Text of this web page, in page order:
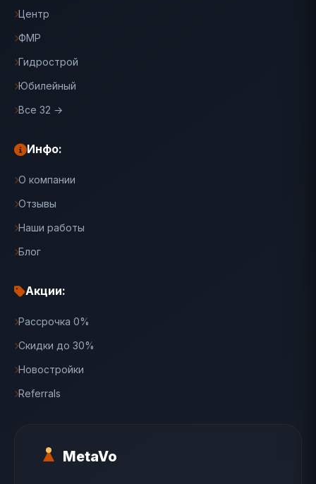
MetaVo
Центр
ФМР
Гидрострой
Юбилейный
Все 32 →
Инфо:
О компании
Отзывы
Наши работы
Блог
Акции:
Рассрочка 0%
Скидки до 30%
Новостройки
Referrals